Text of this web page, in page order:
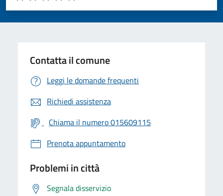
Valuta 5 stelle su 5
Valuta 4 stelle su 5
Valuta 3 stelle su 5
Valuta 2 stelle su 5
Valuta 1 stelle su 5
Contatta il comune
Leggi le domande frequenti
Richiedi assistenza
Chiama il numero 015609115
Prenota appuntamento
Problemi in città
Segnala disservizio